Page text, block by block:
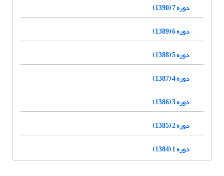
دوره 7 (1390)
دوره 6 (1389)
دوره 5 (1388)
دوره 4 (1387)
دوره 3 (1386)
دوره 2 (1385)
دوره 1 (1384)